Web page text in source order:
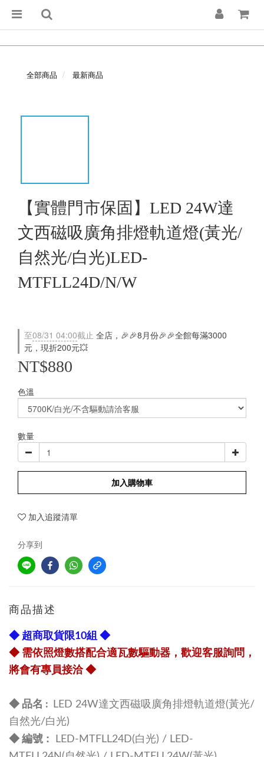
全部商品 最新商品
【實體門市保固】LED 24W達
文西磁吸廣角排燈軌道燈(黃光/
自然光/白光)LED-
MTFLL24D/N/W
至08/31 04:00截止 全店，🎉🎉8月份🎉🎉全館每滿3000
元，現折200元💥
NT$880
色溫
數量
加入購物車
加入追蹤清單
分享到
商品描述
◆ 超商取貨限10組 ◆
◆ 需依照燈數搭配合適瓦數驅動器，歡迎客服詢問，
將會有專員接洽◆
◆ 品名 :
LED 24W達文西磁吸廣角排燈軌道燈(黃光/
自然光/白光)
◆ 編號 :
LED-MTFLL24D(白光) / LED-